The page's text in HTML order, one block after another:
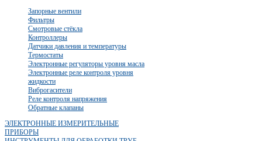
Запорные вентили
Фильтры
Смотровые стёкла
Контроллеры
Датчики давления и температуры
Термостаты
Электронные регуляторы уровня масла
Электронные реле контроля уровня
жидкости
Виброгасители
Реле контроля напряжения
Обратные клапаны
ЭЛЕКТРОННЫЕ ИЗМЕРИТЕЛЬНЫЕ
ПРИБОРЫ